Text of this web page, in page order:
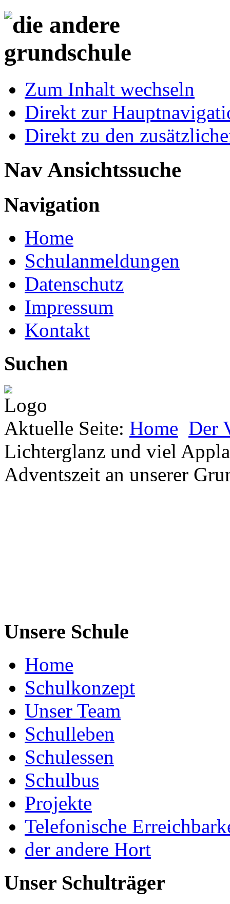
Zum Inhalt wechseln
Direkt zur
Direkt zu den
Nav Ansichtssuche
Navigation
Home
Schulanmeldungen
Datenschutz
Impressum
Kontakt
Suchen
Aktuelle Seite: Home Der
Lichterglanz und viel
Adventszeit an unserer
Unsere Schule
Home
Schulkonzept
Unser Team
Schulleben
Schulessen
Schulbus
Projekte
Telefonische
der andere Hort
Unser Schulträger